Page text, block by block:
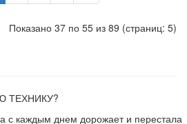
Показано 37 по 55 из 89 (страниц: 5)
ТЕХНИКУ?
с каждым днем дорожает и перестала